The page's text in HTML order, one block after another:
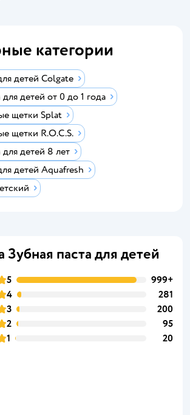
категории
детей Colgate
детей от 0 до 1 года
щетки Splat
щетки R.O.C.S.
детей 8 лет
детей Aquafresh
паста для детей
5
999+
4
281
3
200
2
95
1
20